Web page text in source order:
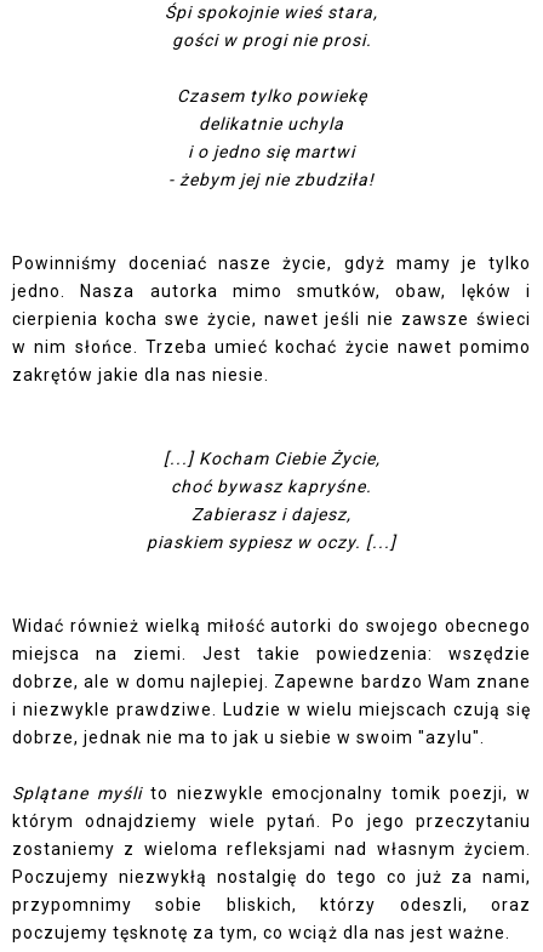
Śpi spokojnie wieś stara,
gości w progi nie prosi.
Czasem tylko powiekę
delikatnie uchyla
i o jedno się martwi
- żebym jej nie zbudziła!
Powinniśmy doceniać nasze życie, gdyż mamy je tylko
jedno. Nasza autorka mimo smutków, obaw, lęków i
cierpienia kocha swe życie, nawet jeśli nie zawsze świeci
w nim słońce. Trzeba umieć kochać życie nawet pomimo
zakrętów jakie dla nas niesie.
[...] Kocham Ciebie Życie,
choć bywasz kapryśne.
Zabierasz i dajesz,
piaskiem sypiesz w oczy. [...]
Widać również wielką miłość autorki do swojego obecnego
miejsca na ziemi. Jest takie powiedzenia: wszędzie
dobrze, ale w domu najlepiej. Zapewne bardzo Wam znane
i niezwykle prawdziwe. Ludzie w wielu miejscach czują się
dobrze, jednak nie ma to jak u siebie w swoim "azylu".
Splątane myślito niezwykle emocjonalny tomik poezji, w
którym odnajdziemy wiele pytań. Po jego przeczytaniu
zostaniemy z wieloma refleksjami nad własnym życiem.
Poczujemy niezwykłą nostalgię do tego co już za nami,
przypomnimy sobie bliskich, którzy odeszli, oraz
poczujemy tęsknotę za tym, co wciąż dla nas jest ważne.